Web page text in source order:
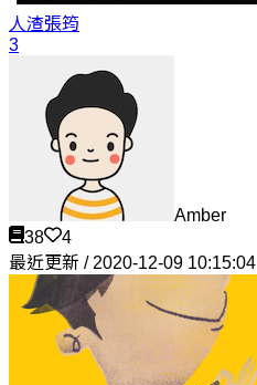
人渣張筠
3
Amber
38
4
最近更新 / 2020-12-09 10:15:04